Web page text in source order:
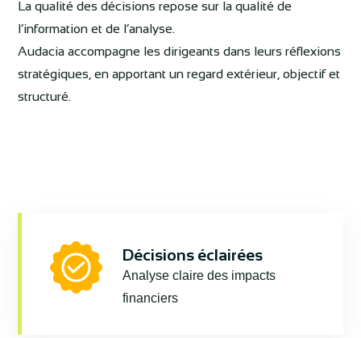
La qualité des décisions repose sur la qualité de
l’information et de l’analyse.
Audacia accompagne les dirigeants dans leurs réflexions
stratégiques, en apportant un regard extérieur, objectif et
structuré.
Décisions éclairées
Analyse claire des impacts
financiers